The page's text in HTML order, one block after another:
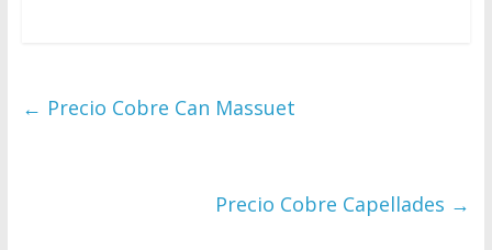
← Precio Cobre Can Massuet
Precio Cobre Capellades →